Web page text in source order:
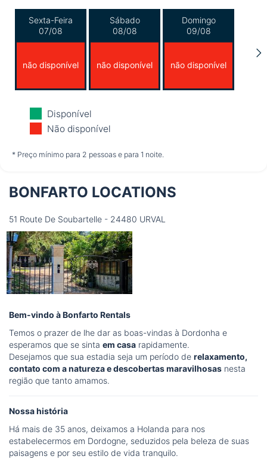
Sexta-Feira
07/08
não disponível
Sábado
08/08
não disponível
Domingo
09/08
não disponível
Segunda-Feira
10/08
não disponível não disponível
Quinta-Feira
não disponível
Disponível
Não disponível
* Preço mínimo para 2 pessoas e para 1 noite.
BONFARTO LOCATIONS
51 Route De Soubartelle - 24480 URVAL
Bem-vindo à Bonfarto Rentals
Temos o prazer de lhe dar as boas-vindas à Dordonha e
esperamos que se sinta em casa rapidamente.
Desejamos que sua estadia seja um período de relaxamento,
contato com a natureza e descobertas maravilhosas nesta
região que tanto amamos.
Nossa história
Há mais de 35 anos, deixamos a Holanda para nos
estabelecermos em Dordogne, seduzidos pela beleza de suas
paisagens e por seu estilo de vida tranquilo.